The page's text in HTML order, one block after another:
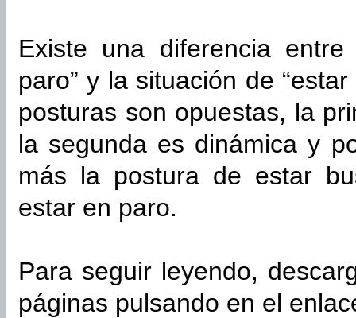
Existe una diferencia
paro” y la situación de
posturas son opuestas, la
la segunda es dinámica y
más la postura de estar
estar en paro.
Para seguir leyendo,
páginas pulsando en el